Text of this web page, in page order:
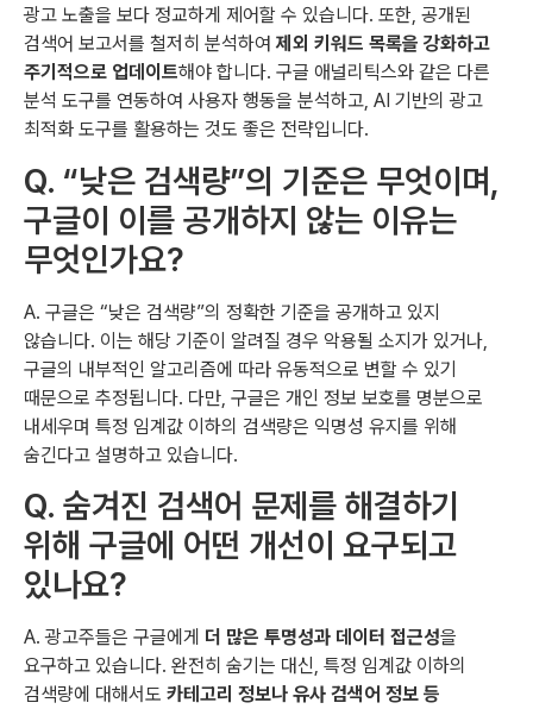
광고 노출을 보다 정교하게 제어할 수 있습니다. 또한, 공개된
검색어 보고서를 철저히 분석하여 제외 키워드 목록을 강화하고
주기적으로 업데이트해야 합니다. 구글 애널리틱스와 같은 다른
분석 도구를 연동하여 사용자 행동을 분석하고, AI 기반의 광고
최적화 도구를 활용하는 것도 좋은 전략입니다.
Q. “낮은 검색량”의 기준은 무엇이며,
구글이 이를 공개하지 않는 이유는
무엇인가요?
A. 구글은 “낮은 검색량”의 정확한 기준을 공개하고 있지
않습니다. 이는 해당 기준이 알려질 경우 악용될 소지가 있거나,
구글의 내부적인 알고리즘에 따라 유동적으로 변할 수 있기
때문으로 추정됩니다. 다만, 구글은 개인 정보 보호를 명분으로
내세우며 특정 임계값 이하의 검색량은 익명성 유지를 위해
숨긴다고 설명하고 있습니다.
Q. 숨겨진 검색어 문제를 해결하기
위해 구글에 어떤 개선이 요구되고
있나요?
A. 광고주들은 구글에게 더 많은 투명성과 데이터 접근성을
요구하고 있습니다. 완전히 숨기는 대신, 특정 임계값 이하의
검색량에 대해서도 카테고리 정보나 유사 검색어 정보 등